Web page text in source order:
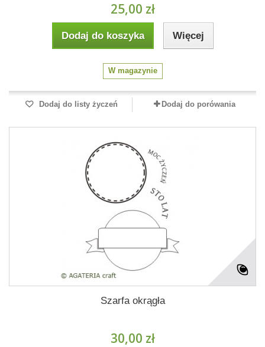
25,00 zł
Dodaj do koszyka Więcej
W magazynie
Dodaj do listy życzeń Dodaj do porówania
Szarfa okrągła
30,00 zł